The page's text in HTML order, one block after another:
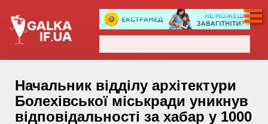
Начальник відділу архітектури
Болехівської міськради уникнув
відповідальності за хабар у 1000